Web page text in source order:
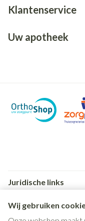
Wij gebruiken
Klantenservice
Uw apotheek
Juridische links